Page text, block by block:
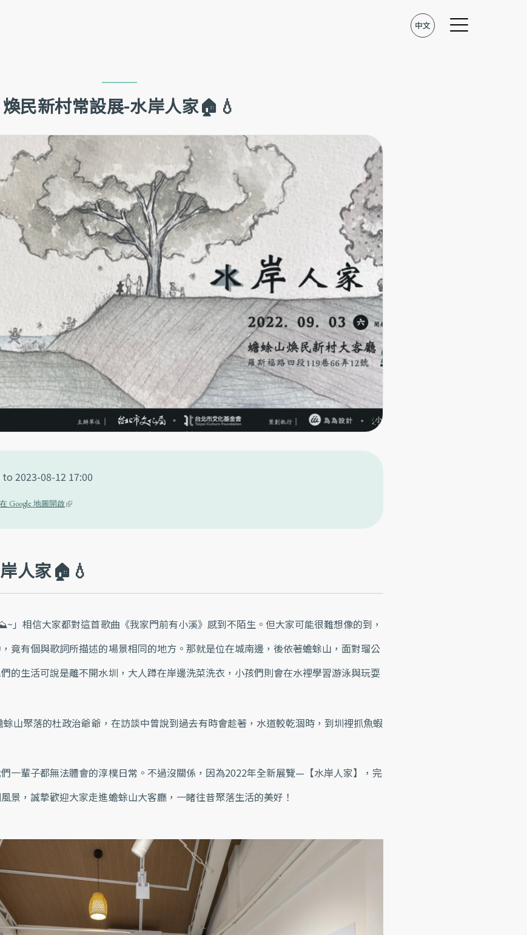
煥民新村常設展-水岸人家🏠💧
to 2023-08-12 17:00
在 Google 地圖開啟(li
te
rn
a
人家🏠💧
」相信大家都對這首歌曲《我家門前有小溪》感到不陌生。​但大家可能很難想像的到，
竟有個與歌詞所描述的場景相同的地方。​那就是位在城南邊，後依著蟾蜍山，面對瑠公
的生活可說是離不開水圳，大人蹲在岸邊洗菜洗衣，小孩們則會在水裡學習游泳與玩耍
山聚落的杜政治爺爺，在訪談中曾說到過去有時會趁著，水道較乾涸時，到圳裡抓魚蝦
一輩子都無法體會的淳樸日常。不過沒關係，因為2022年全新展覽—【水岸人家】，完
景，誠摯歡迎大家走進蟾蜍山大客廳，一睹往昔聚落生活的美好！